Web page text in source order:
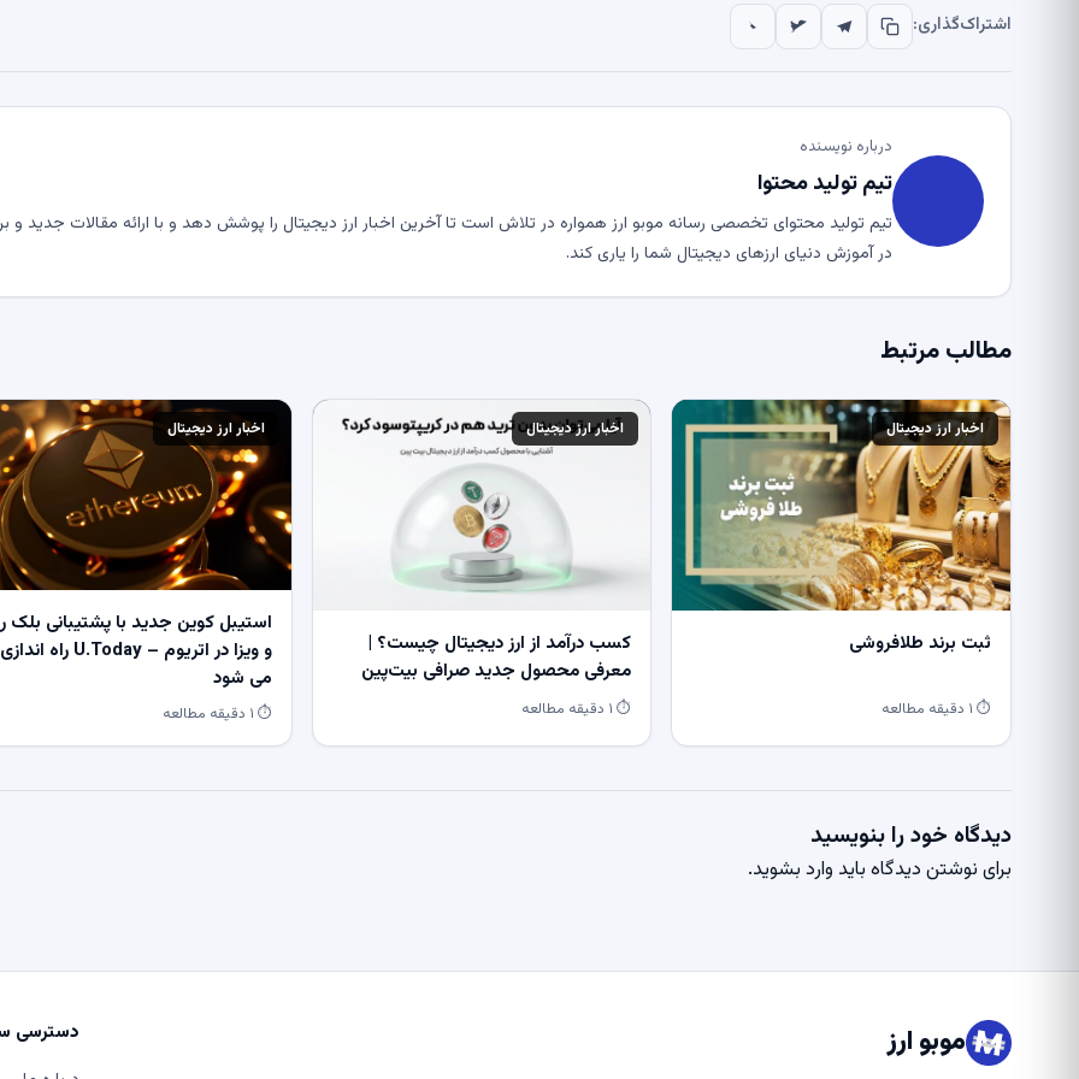
اشتراک‌گذاری:
درباره نویسنده
تیم تولید محتوا
تیم تولید محتوای تخصصی رسانه موبو ارز همواره در تلاش است تا آخرین اخبار ارز دیجیتال را پوشش دهد و با ارائه مقالات جدید و
در آموزش دنیای ارزهای دیجیتال شما را یاری کند.
مطالب مرتبط
اخبار ارز دیجیتال
ثبت برند طلافروشی
⏱ ۱ دقیقه مطالعه
اخبار ارز دیجیتال
کسب درآمد از ارز دیجیتال چیست؟ |
معرفی محصول جدید صرافی بیت‌پین
⏱ ۱ دقیقه مطالعه
اخبار ارز دیجیتال
استیبل کوین جدید با پشتیبانی بلک
و ویزا در اتریوم – U.Today راه اندازی
می شود
⏱ ۱ دقیقه مطالعه
دیدگاه خود را بنویسید
برای نوشتن دیدگاه باید وارد بشوید.
موبو ارز دسترسی